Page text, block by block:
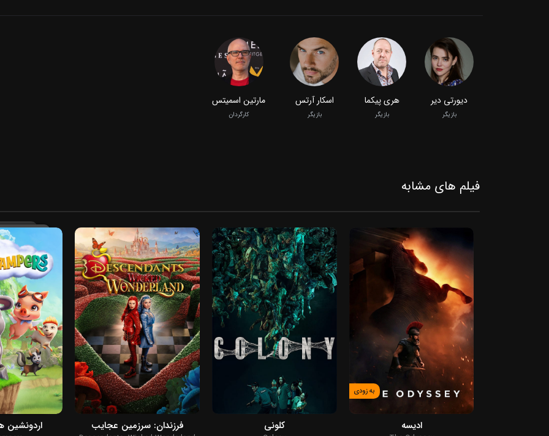
دیورتی دیر
بازیگر
هری پیکما
بازیگر
اسکار آرتس
بازیگر
مارتین اسمیتس
کارگردان
فیلم‌ های مشابه
به زودی
2026
ادیسه
2026
کلونی
2026
فرزندان: سرزمین عجایب
2026
اردونشین